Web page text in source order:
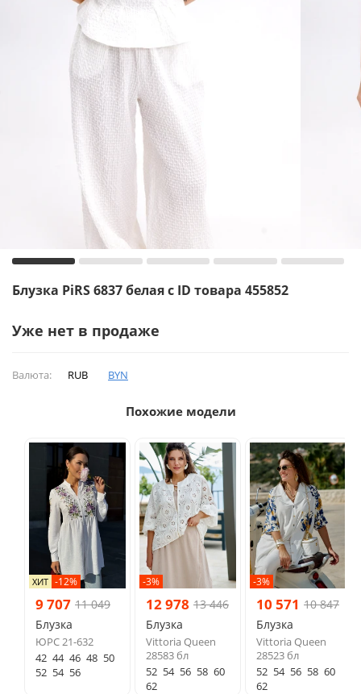
Блузка PiRS 6837 белая с ID товара 455852
Уже нет в продаже
Валюта: RUB BYN
Похожие модели
ХИТ -12%
9 707 11 049
Блузка
ЮРС 21-632
42 44 46 48 50
52 54 56
-3%
12 978 13 446
Блузка
Vittoria Queen
28583 бл
52 54 56 58 60
62
-3%
10 571 10 847
Блузка
Vittoria Queen
28523 бл
52 54 56 58 60
62